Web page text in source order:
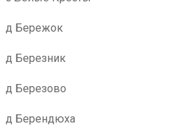
д Бережок
д Березник
д Березово
д Берендюха